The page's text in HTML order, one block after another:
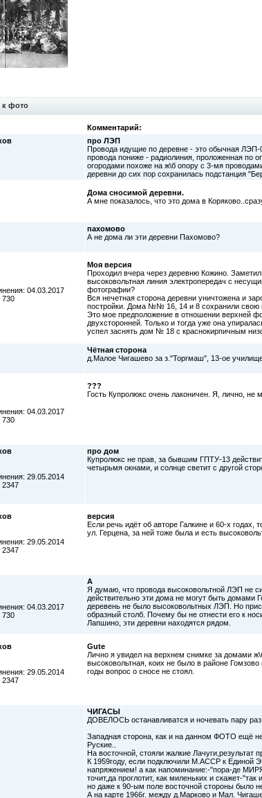
к фото
Комментарий:
про ЛЭП
Провода идущие по деревне - это обычная ЛЭП-
провода пониже - радиолиния, проложенная по
огородами похоже на ж\б опору с 3-мя
деревни до сих пор сохранилась подстанция
Дома сносимой деревни.
А мне показалось, что это дома в
пахомово
А не дома ли эти деревни Пахомово?
04.03.2017
730
Моя версия
Проходил вчера через деревню Кожино.
высоковольтная линия электропередач с
фотографии?
Вся нечетная сторона деревни уничтожена и
постройки. Дома №№ 16, 14 и 8 сохранили свою
Это мое предположение в отношении верхней
двухсторонней. Только и тогда уже она
успел заснять дом № 18 с краснокирпичным
Чётная сторона
д.Малое Чигашево за з."Торгмаш", 13-ое
04.03.2017
730
???
Гость Купролюкс очень лаконичен. Я, лично,
29.05.2014
2347
про дом
Купролюкс не прав, за бывшим ГПТУ-13
четырьмя окнами, и солнце светит с другой
29.05.2014
2347
версия
Если речь идёт об авторе Галкине и 60-х
ул. Герцена, за ней тоже была и есть
04.03.2017
730
А
Я думаю, что провода высоковольтной ЛЭП не
действительно эти дома не могут быть домами
деревень не было высоковольтных ЛЭП. Но
образный столб. Почему бы не отнести его к
Лапшино, эти деревни находятся рядом.
29.05.2014
2347
Gute
Лично я увидел на верхнем снимке за домами
высоковольтная, коих не было в районе
годы вопрос о сносе не стоял.
ЧИГАСЫ
ДОВЕЛОСЬ останавливатся и ночевать пару
Западная сторона, как и на данном ФОТО ещё
Руские..
На восточной, стояли жалкие Лачуги,результат
К 1959году, если подключили М.АССР к
напряжением! а как напоминание:-"пора-де
точит,да проглотит, как миленьких и скажет-"так
но даже к 90-ым поле восточной стороны было
А на карте 1966г. между д.Марково и Мал.